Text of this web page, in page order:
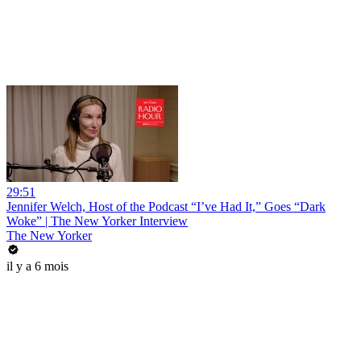
29:51
Jennifer Welch, Host of the Podcast “I’ve Had It,” Goes “Dark
Woke” | The New Yorker Interview
The New Yorker
il y a 6 mois